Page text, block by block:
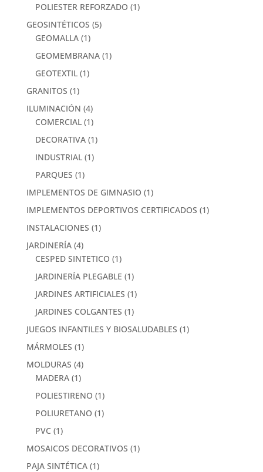
POLIESTER REFORZADO (1)
GEOSINTÉTICOS (5)
GEOMALLA (1)
GEOMEMBRANA (1)
GEOTEXTIL (1)
GRANITOS (1)
ILUMINACIÓN (4)
COMERCIAL (1)
DECORATIVA (1)
INDUSTRIAL (1)
PARQUES (1)
IMPLEMENTOS DE GIMNASIO (1)
IMPLEMENTOS DEPORTIVOS CERTIFICADOS (1)
INSTALACIONES (1)
JARDINERÍA (4)
CESPED SINTETICO (1)
JARDINERÍA PLEGABLE (1)
JARDINES ARTIFICIALES (1)
JARDINES COLGANTES (1)
JUEGOS INFANTILES Y BIOSALUDABLES (1)
MÁRMOLES (1)
MOLDURAS (4)
MADERA (1)
POLIESTIRENO (1)
POLIURETANO (1)
PVC (1)
MOSAICOS DECORATIVOS (1)
PAJA SINTÉTICA (1)